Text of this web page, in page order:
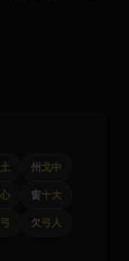
州 戈中
窗十大
弓 欠弓人